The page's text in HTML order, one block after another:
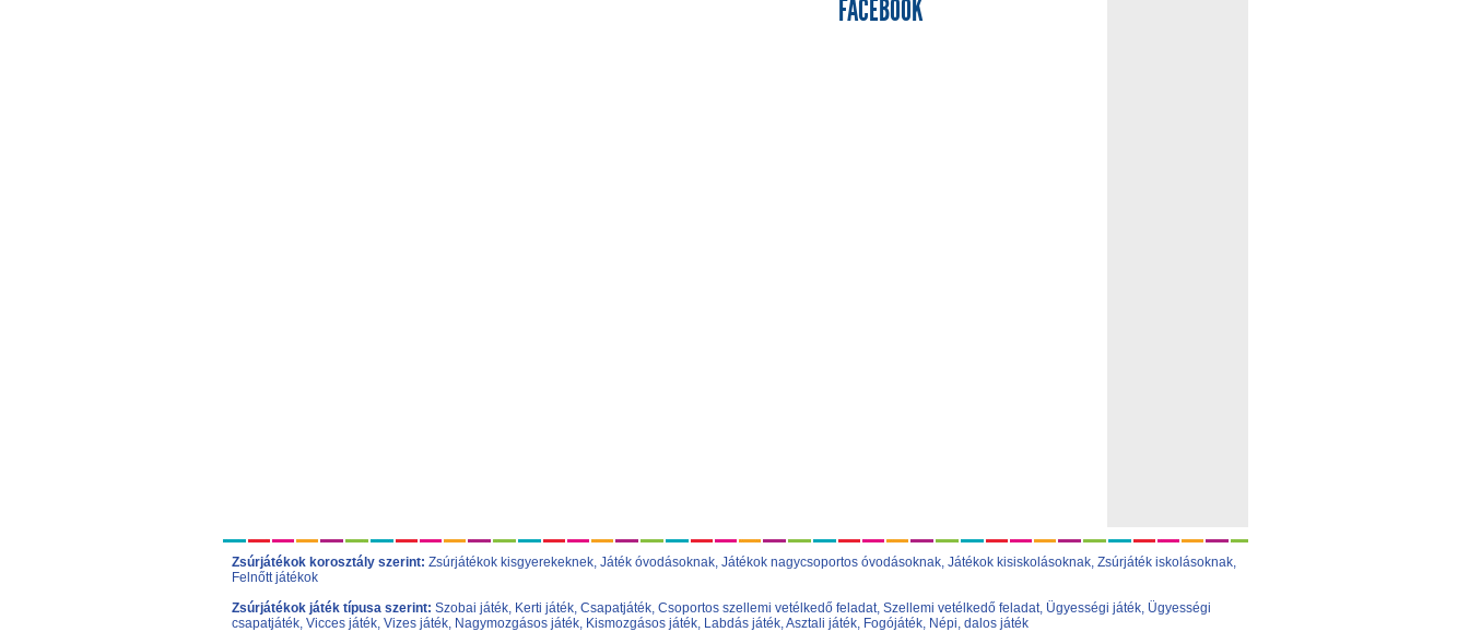
FACEBOOK
Zsúrjátékok korosztály szerint: Zsúrjátékok kisgyerekeknek, Játék óvodásoknak, Játékok nagycsoportos óvodásoknak, Játékok kisiskolásoknak, Zsúrjáték iskolásoknak,
Felnőtt játékok
Zsúrjátékok játék típusa szerint: Szobai játék, Kerti játék, Csapatjáték, Csoportos szellemi vetélkedő feladat, Szellemi vetélkedő feladat, Ügyességi játék, Ügyességi
csapatjáték, Vicces játék, Vizes játék, Nagymozgásos játék, Kismozgásos játék, Labdás játék,Asztali játék, Fogójáték, Népi, dalos játék